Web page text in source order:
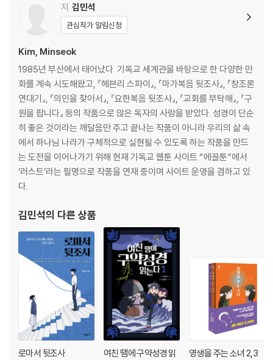
저 김민석
관심작가 알림신청
Kim, Minseok
1985년 부산에서 태어났다. 기독교 세계관을 바탕으로 한 다양한 만
화를 계속 시도해왔고, 『헤븐리 스파이』, 『마가복음 뒷조사』, 『창조론
연대기』, 『의인을 찾아서』, 『요한복음 뒷조사』, 『교회를 부탁해』, 『구
원을 팝니다』 등의 작품으로 많은 독자의 사랑을 받았다. 성경이 단순
히 좋은 것이라는 깨달음만 주고 끝나는 작품이 아니라 우리의 삶 속
에서 하나님 나라가 구체적으로 실현될 수 있도록 하는 작품을 만드
는 도전을 이어나가기 위해 현재 기독교 웹툰 사이트 “에끌툰”에서
‘러스트’라는 필명으로 작품을 연재 중이며 사이트 운영을 겸하고 있
다.
김민석의 다른 상품
로마서 뒷조사
여친 땜에 구약성경 읽
영생을 주는 소녀 2,3